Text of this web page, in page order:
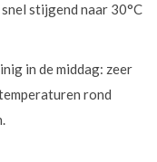
stijgend naar 30°C
in de middag: zeer
rond